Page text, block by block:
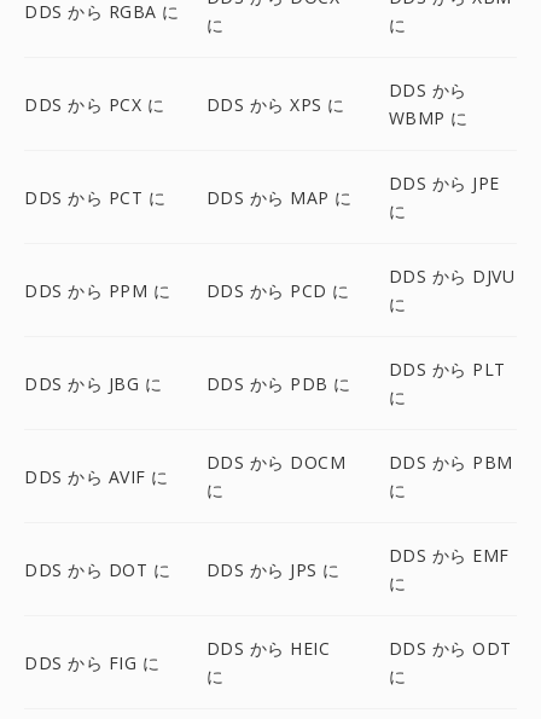
DDS から RGBA に
に
に
DDS から PCX に DDS から XPS に
DDS から
WBMP に
DDS から PCT に DDS から MAP に
DDS から JPE
に
DDS から PPM に DDS から PCD に
DDS から DJVU
に
DDS から JBG に DDS から PDB に
DDS から PLT
に
DDS から AVIF に
DDS から DOCM
に
DDS から PBM
に
DDS から DOT に DDS から JPS に
DDS から EMF
に
DDS から FIG に
DDS から HEIC
に
DDS から ODT
に